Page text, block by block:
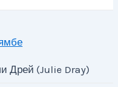
Дрей (Julie Dray)